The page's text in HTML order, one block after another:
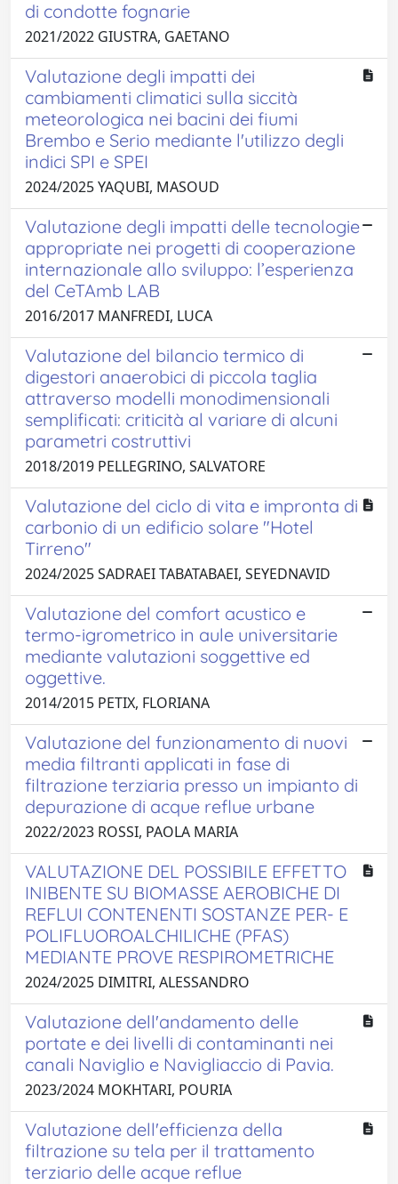
di condotte fognarie
2021/2022 GIUSTRA, GAETANO
Valutazione degli impatti dei
cambiamenti climatici sulla siccità
meteorologica nei bacini dei fiumi
Brembo e Serio mediante l'utilizzo degli
indici SPI e SPEI
2024/2025 YAQUBI, MASOUD
Valutazione degli impatti delle tecnologie
appropriate nei progetti di cooperazione
internazionale allo sviluppo: l’esperienza
del CeTAmb LAB
2016/2017 MANFREDI, LUCA
Valutazione del bilancio termico di
digestori anaerobici di piccola taglia
attraverso modelli monodimensionali
semplificati: criticità al variare di alcuni
parametri costruttivi
2018/2019 PELLEGRINO, SALVATORE
Valutazione del ciclo di vita e impronta di
carbonio di un edificio solare "Hotel
Tirreno"
2024/2025 SADRAEI TABATABAEI, SEYEDNAVID
Valutazione del comfort acustico e
termo-igrometrico in aule universitarie
mediante valutazioni soggettive ed
oggettive.
2014/2015 PETIX, FLORIANA
Valutazione del funzionamento di nuovi
media filtranti applicati in fase di
filtrazione terziaria presso un impianto di
depurazione di acque reflue urbane
2022/2023 ROSSI, PAOLA MARIA
VALUTAZIONE DEL POSSIBILE EFFETTO
INIBENTE SU BIOMASSE AEROBICHE DI
REFLUI CONTENENTI SOSTANZE PER- E
POLIFLUOROALCHILICHE (PFAS)
MEDIANTE PROVE RESPIROMETRICHE
2024/2025 DIMITRI, ALESSANDRO
Valutazione dell'andamento delle
portate e dei livelli di contaminanti nei
canali Naviglio e Navigliaccio di Pavia.
2023/2024 MOKHTARI, POURIA
Valutazione dell'efficienza della
filtrazione su tela per il trattamento
terziario delle acque reflue